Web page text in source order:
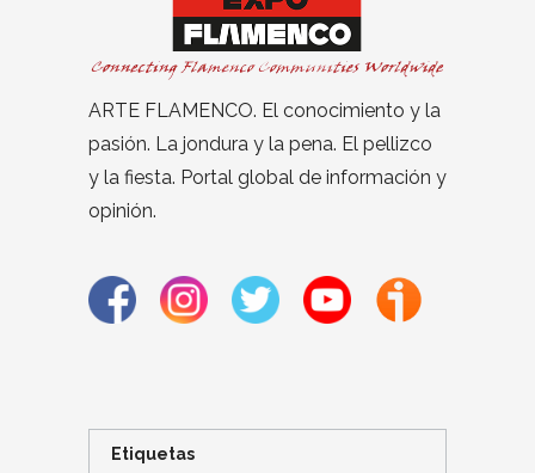
ARTE FLAMENCO. El conocimiento y la
pasión. La jondura y la pena. El pellizco
y la fiesta. Portal global de información y
opinión.
Etiquetas